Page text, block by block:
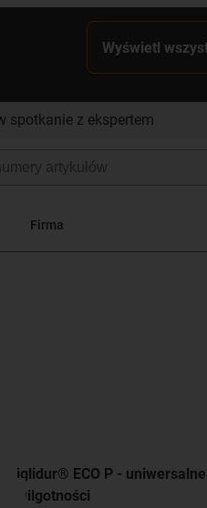
Wyświetl
spotkanie z ekspertem
Firma
iglidur® ECO P -
wilgotności